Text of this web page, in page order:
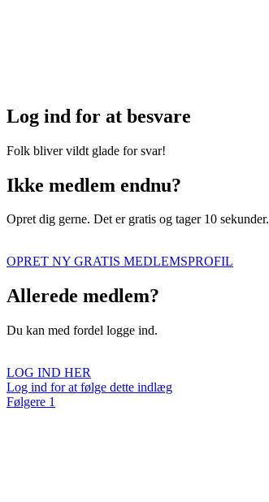
Log ind for at besvare
Folk bliver vildt glade for svar!
Ikke medlem endnu?
Opret dig gerne. Det er gratis og tager 10 sekunder.
OPRET NY GRATIS MEDLEMSPROFIL
Allerede medlem?
Du kan med fordel logge ind.
LOG IND HER
Log ind for at følge dette indlæg
Følgere 1